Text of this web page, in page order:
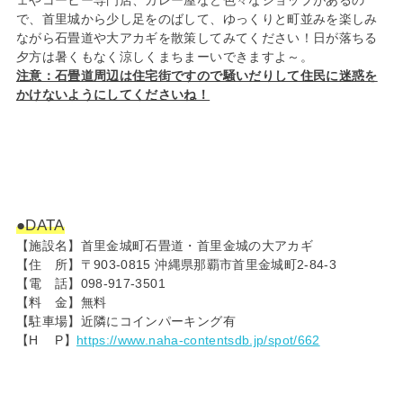
で、首里城から少し足をのばして、ゆっくりと町並みを楽しみ
ながら石畳道や大アカギを散策してみてください！日が落ちる
夕方は暑くもなく涼しくまちまーいできますよ～。
注意：石畳道周辺は住宅街ですので騒いだりして住民に迷惑を
かけないようにしてくださいね！
●DATA
【施設名】首里金城町石畳道・首里金城の大アカギ
【住 所】〒903-0815 沖縄県那覇市首里金城町2-84-3
【電 話】098-917-3501
【料 金】無料
【駐車場】近隣にコインパーキング有
【H P】 https://www.naha-contentsdb.jp/spot/662